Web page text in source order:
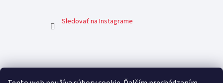
Sledovať na Instagrame
Facebook